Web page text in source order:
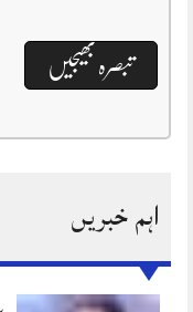
اہم خبریں